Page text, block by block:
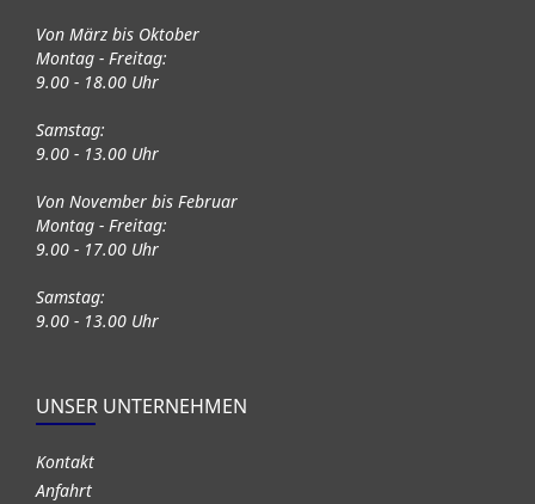
Von März bis Oktober
Montag - Freitag:
9.00 - 18.00 Uhr
Samstag:
9.00 - 13.00 Uhr
Von November bis Februar
Montag - Freitag:
9.00 - 17.00 Uhr
Samstag:
9.00 - 13.00 Uhr
UNSER UNTERNEHMEN
Kontakt
Anfahrt